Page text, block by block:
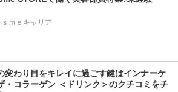
ｍｅキャリア
変わり目をキレイに過ごす鍵はインナーケ
・コラーゲン ＜ドリンク＞のクチコミをチ